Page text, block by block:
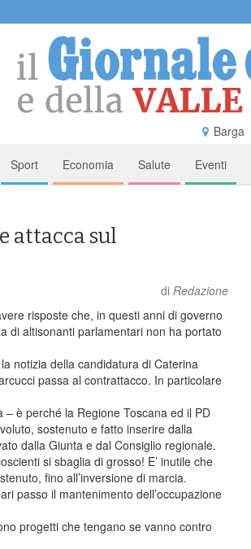
Barga
Sport Economia Salute Eventi
attacca sul
di Redazione
risposte che, in questi anni di governo
di altisonanti parlamentari non ha portato
notizia della candidatura di Caterina
passa al contrattacco. In particolare
è perché la Regione Toscana ed il PD
sostenuto e fatto inserire dalla
dalla Giunta e dal Consiglio regionale.
si sbaglia di grosso! E’ inutile che
fino all’inversione di marcia.
passo il mantenimento dell’occupazione
progetti che tengano se vanno contro